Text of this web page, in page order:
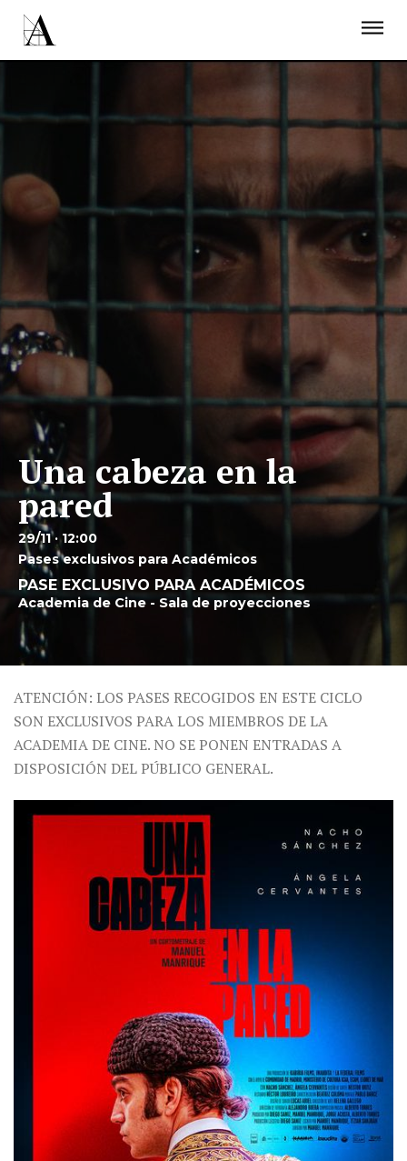
Una cabeza en la
pared
29/11 · 12:00
Pases exclusivos para Académicos
PASE EXCLUSIVO PARA ACADÉMICOS
Academia de Cine - Sala de proyecciones
ATENCIÓN: LOS PASES RECOGIDOS EN ESTE CICLO
SON EXCLUSIVOS PARA LOS MIEMBROS DE LA
ACADEMIA DE CINE. NO SE PONEN ENTRADAS A
DISPOSICIÓN DEL PÚBLICO GENERAL.
ÚNETE A LA ACADEMIA DE CINE
PRENSA
NEWSLETTER